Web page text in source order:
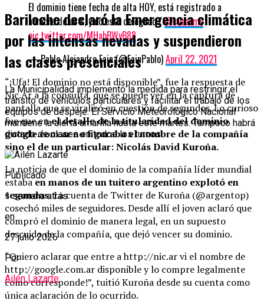
El dominio tiene fecha de alta HOY, está registrado a
nombre de un X, y no está delegado /@sysarmy
pic.twitter.com/MHabBWyB88
— Pablo Alejandro Fain (@FainPablo)April 22, 2021
“¡Ufa! El dominio no está disponible”, fue la respuesta de
Nic.Ar a la consulta, que se puede ver en la captura de
pantalla que se viralizó en cuestión de segundos. Lo curioso
fue que enel detalle de la titularidad del dominio
google.com.ar no figuraba el nombre de la compañía
sino el de un particular: Nicolás David Kuroña.
La noticia de que el dominio de la compañía líder mundial
estabaen manos de un tuitero argentino explotó en
segundos.La cuenta de Twitter de Kuroña (@argentop)
cosechó miles de seguidores. Desde allí el joven aclaró que
compró el dominio de manera legal, en un supuesto
descuido de la compañía, que dejó vencer su dominio.
“Quiero aclarar que entre a http://nic.ar vi el nombre de
http://google.com.ar disponible y lo compre legalmente
como corresponde!”, tuitió Kuroña desde su cuenta como
única aclaración de lo ocurrido.
Bariloche declaró la Emergencia climática
por las intensas nevadas y suspendieron
las clases presenciales
La Municipalidad implementó la medida para restringir el
tránsito de vehículos particulares y facilitar el trabajo de los
equipos de despeje. El Servicio Meteorológico Nacional
mantiene la alerta amarilla hasta este martes. Tampoco habrá
dictado de clases en todos los turnos.
Publicado
1 semana atrás
en
27 julio 2026
Por
Ailén Lazarte